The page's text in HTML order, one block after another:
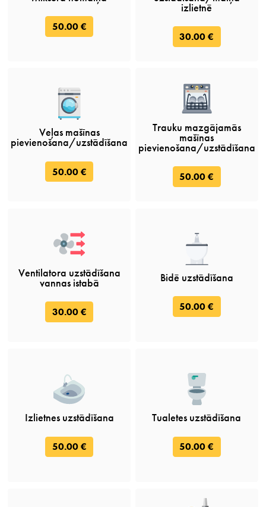
50.00 €
izlietnē
30.00 €
Veļas mašīnas
pievienošana/uzstādīšana
50.00 €
Trauku mazgājamās
mašīnas
pievienošana/uzstādīšana
50.00 €
Ventilatora uzstādīšana
vannas istabā
30.00 €
Bidē uzstādīšana
50.00 €
Izlietnes uzstādīšana
50.00 €
Tualetes uzstādīšana
50.00 €